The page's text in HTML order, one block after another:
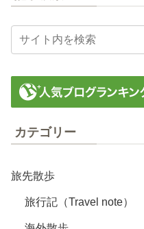
カテゴリー
旅先散歩
旅行記（Travel note）